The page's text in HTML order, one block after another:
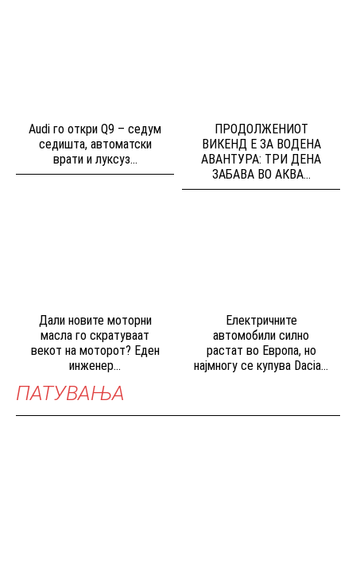
Audi го откри Q9 – седум
седишта, автоматски
врати и луксуз...
ПРОДОЛЖЕНИОТ
ВИКЕНД Е ЗА ВОДЕНА
АВАНТУРА: ТРИ ДЕНА
ЗАБАВА ВО АКВА...
Дали новите моторни
масла го скратуваат
векот на моторот? Еден
инженер...
Електричните
автомобили силно
растат во Европа, но
најмногу се купува Dacia...
ПАТУВАЊА